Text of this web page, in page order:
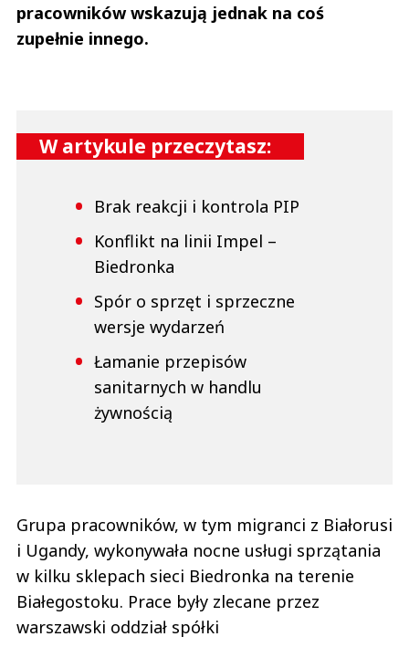
pracowników wskazują jednak na coś
zupełnie innego.
W artykule przeczytasz:
Brak reakcji i kontrola PIP
Konflikt na linii Impel –
Biedronka
Spór o sprzęt i sprzeczne
wersje wydarzeń
Łamanie przepisów
sanitarnych w handlu
żywnością
Grupa pracowników, w tym migranci z Białorusi
i Ugandy, wykonywała nocne usługi sprzątania
w kilku sklepach sieci Biedronka na terenie
Białegostoku. Prace były zlecane przez
warszawski oddział spółki